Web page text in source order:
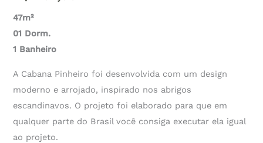
47m²
01 Dorm.
1 Banheiro
A Cabana Pinheiro foi desenvolvida com um design
moderno e arrojado, inspirado nos abrigos
escandinavos. O projeto foi elaborado para que em
qualquer parte do Brasil você consiga executar ela igual
ao projeto.